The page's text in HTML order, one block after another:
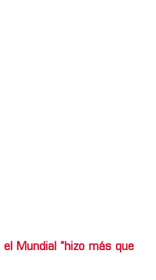
Mundial “hizo más que